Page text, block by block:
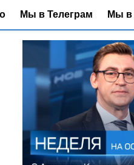
Мы в Телеграм Мы в